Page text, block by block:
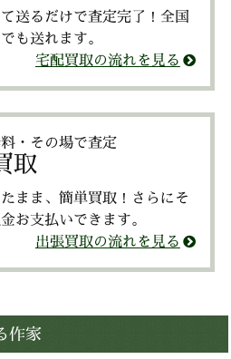
送るだけで査定完了！全国
も送れます。
宅配買取の流れを見る
・その場で査定
取
まま、簡単買取！さらにそ
お支払いできます。
出張買取の流れを見る
作家